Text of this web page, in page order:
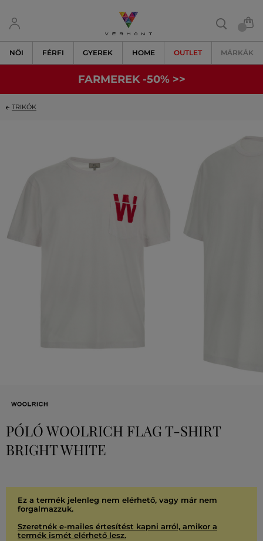
NŐI FÉRFI GYEREK HOME OUTLET MÁRKÁK
FARMEREK -50% >>
TRIKÓK
PÓLÓ WOOLRICH FLAG T-SHIRT
BRIGHT WHITE
Ez a termék jelenleg nem elérhető, vagy már nem
forgalmazzuk.
Szeretnék e-mailes értesítést kapni arról, amikor a
termék ismét elérhető lesz.